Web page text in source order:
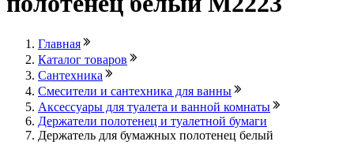
Главная
Каталог товаров
Сантехника
Смесители и сантехника для ванны
Аксессуары для туалета и ванной комнаты
Держатели полотенец и туалетной бумаги
Держатель для бумажных полотенец белый